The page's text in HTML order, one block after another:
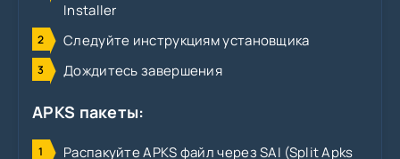
Installer
Следуйте инструкциям установщика
Дождитесь завершения
APKS пакеты:
Распакуйте APKS файл через SAI (Split Apks